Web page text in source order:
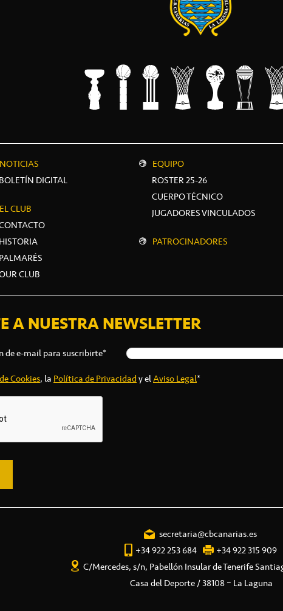
NOTICIAS
BOLETÍN DIGITAL
EL CLUB
HISTORIA
PALMARÉS
CLUB
EQUIPO
ROSTER 25-26
CUERPO TÉCNICO
JUGADORES VINCULADOS
PATROCINADORES
A NUESTRA NEWSLETTER
de e-mail para suscribirte*
Cookies, la Política de Privacidady elAviso Legal*
secretaria@cbcanarias.es
+34 922 253 684
+34 922 315 909
C/Mercedes, s/n, Pabellón Insular de Tenerife
Casa del Deporte / 38108 – La Laguna